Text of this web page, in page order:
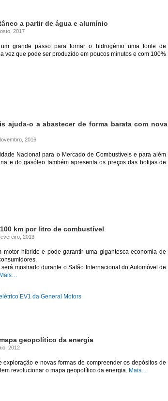
a partir de água e alumínio
2017
grande passo para tornar o hidrogénio uma fonte de
vez que pode ser produzido em poucos minutos e com 100%
ajuda-o a abastecer de forma barata com nova
2016
Nacional para o Mercado de Combustíveis e para além
e do gasóleo também apresenta os preços das botijas de
km por litro de combustível
2013
motor híbrido e pode garantir uma gigantesca economia de
mostrado durante o Salão Internacional do Automóvel de
Mais…
EV1 da General Motors
geopolítico da energia
2012
exploração e novas formas de compreender os depósitos de
revolucionar o mapa geopolítico da energia. Mais…